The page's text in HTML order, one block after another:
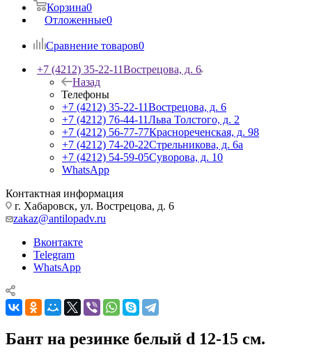
Корзина0
Отложенные0
Сравнение товаров0
+7 (4212) 35-22-11Вострецова, д. 6
Назад
Телефоны
+7 (4212) 35-22-11Вострецова, д. 6
+7 (4212) 76-44-11Льва Толстого, д. 2
+7 (4212) 56-77-77Краснореченская, д. 98
+7 (4212) 74-20-22Стрельникова, д. 6а
+7 (4212) 54-59-05Суворова, д. 10
WhatsApp
Контактная информация
г. Хабаровск, ул. Вострецова, д. 6
zakaz@antilopadv.ru
Вконтакте
Telegram
WhatsApp
Бант на резинке белый d 12-15 см.